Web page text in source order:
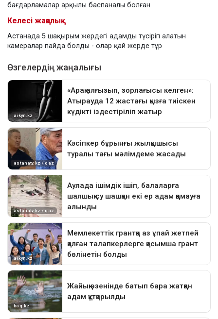
бағдарламалар арқылы баспаналы болған
Келесі жаңалық
Астанада 5 шақырым жердегі адамды түсіріп алатын
камералар пайда болды - олар қай жерде тұр